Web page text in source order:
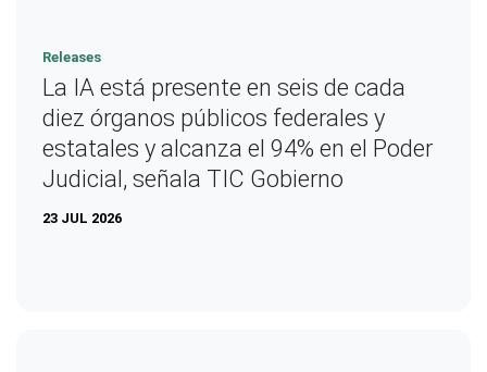
Releases
La IA está presente en seis de cada
diez órganos públicos federales y
estatales y alcanza el 94% en el Poder
Judicial, señala TIC Gobierno
23 JUL 2026